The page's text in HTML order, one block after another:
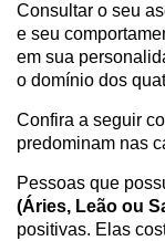
Consultar o seu
e seu
em sua
o domínio dos
Confira a seguir
predominam nas
Pessoas que
(Áries, Leão ou
positivas. Elas